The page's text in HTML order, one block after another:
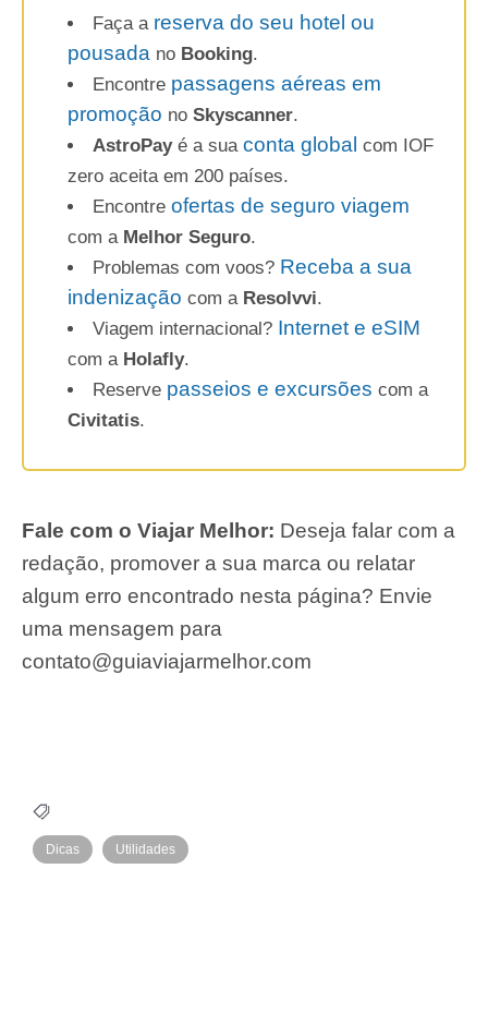
Faça a reserva do seu hotel ou
pousada no Booking.
Encontre passagens aéreas em
promoção no Skyscanner.
AstroPayé a sua conta global com IOF
zero aceita em 200 países.
Encontre ofertas de seguro viagem
com a Melhor Seguro.
Problemas com voos? Receba a sua
indenização com a Resolvvi.
Viagem internacional? Internet e eSIM
com a Holafly.
Reserve passeios e excursões com a
Civitatis.
Fale com o Viajar Melhor: Deseja falar com a
redação, promover a sua marca ou relatar
algum erro encontrado nesta página? Envie
uma mensagem para
contato@guiaviajarmelhor.com
Dicas Utilidades